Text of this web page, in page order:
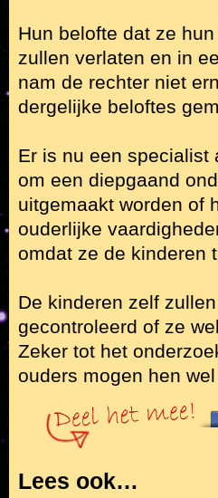
Hun belofte dat ze
zullen verlaten en in
nam de rechter niet
dergelijke beloftes
Er is nu een specialist
om een diepgaand
uitgemaakt worden of
ouderlijke
omdat ze de kinderen
De kinderen zelf
gecontroleerd of ze
Zeker tot het
ouders mogen hen
Lees ook…